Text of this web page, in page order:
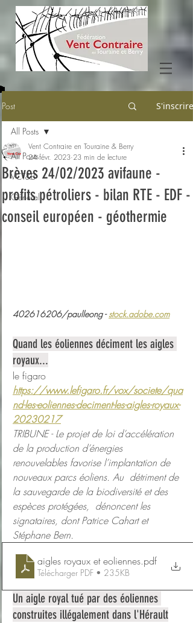
Post S'inscrire
All Posts
VCT&B
Général
All Posts
Brèves 24/02/2023 avifaune -
profits pétroliers - bilan RTE - EDF -
conseil européen - géothermie
Vent Contraire en Touraine & Berry
24 févr. 2023 23 min de lecture
402616206/paulleong - stock.adobe.com
Quand les éoliennes déciment les aigles
royaux...
le figaro
https://www.lefigaro.fr/vox/societe/qua
nd-les-eoliennes-deciment-les-aigles-royaux-
20230217
TRIBUNE - Le projet de loi d’accélération
de la production d’énergies
renouvelables favorise l’implantation de
nouveaux parcs éoliens. Au  détriment de
la sauvegarde de la biodiversité et des
espèces protégées,  dénoncent les
signataires, dont Patrice Cahart et
Stéphane Bern.
aigles royaux et eoliennes.pdf
Télécharger PDF • 235KB
Un aigle royal tué par des éoliennes
construites illégalement dans l'Hérault